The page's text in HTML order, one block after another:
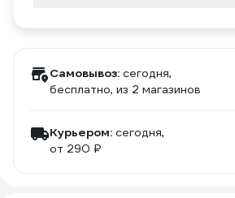
Самовывоз: сегодня,
бесплатно, из 2 магазинов
Курьером: сегодня,
от 290 ₽